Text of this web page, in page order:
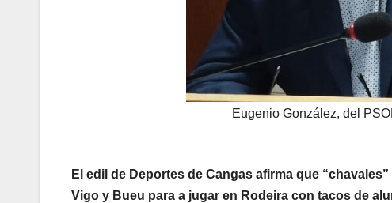
Eugenio González, del
El edil de Deportes de Cangas afirma que
Vigo y Bueu para a jugar en Rodeira con tacos de